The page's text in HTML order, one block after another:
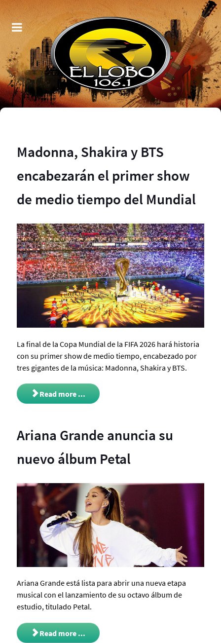
Madonna, Shakira y BTS
encabezarán el primer show
de medio tiempo del Mundial
La final de la Copa Mundial de la FIFA 2026 hará historia
con su primer show de medio tiempo, encabezado por
tres gigantes de la música: Madonna, Shakira y BTS.
Read more ...
Ariana Grande anuncia su
nuevo álbum Petal
Ariana Grande está lista para abrir una nueva etapa
musical con el lanzamiento de su octavo álbum de
estudio, titulado Petal.
Read more ...